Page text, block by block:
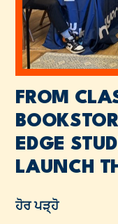
FROM
EDGE
LAUNCH
ਹੋਰ ਪੜ੍ਹੋ